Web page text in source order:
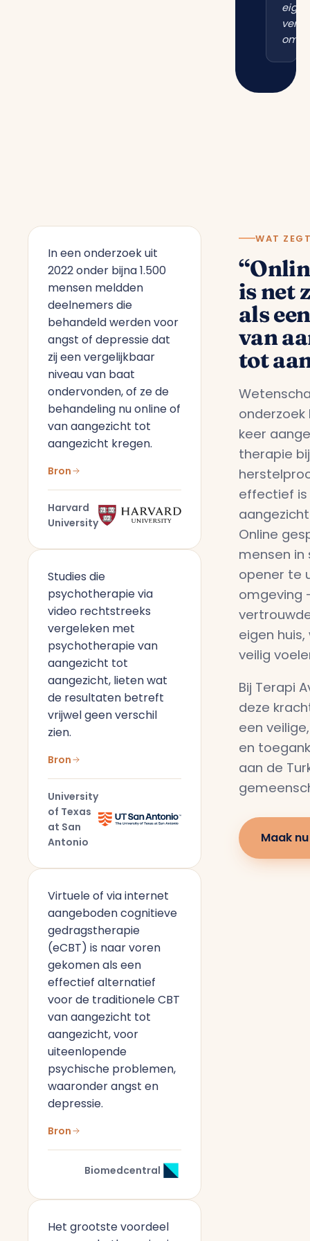
eigen
In een onderzoek uit
2022 onder bijna 1.500
mensen meldden
deelnemers die
behandeld werden voor
angst of depressie dat
zij een vergelijkbaar
niveau van baat
ondervonden, of ze de
behandeling nu online of
van aangezicht tot
aangezicht kregen.
Bron
Harvard
University
Studies die
psychotherapie via
video rechtstreeks
vergeleken met
psychotherapie van
aangezicht tot
aangezicht, lieten wat
de resultaten betreft
vrijwel geen verschil
zien.
Bron
University
of Texas
at San
Antonio
Virtuele of via internet
aangeboden cognitieve
gedragstherapie
(eCBT) is naar voren
gekomen als een
effectief alternatief
voor de traditionele CBT
van aangezicht tot
aangezicht, voor
uiteenlopende
psychische problemen,
waaronder angst en
depressie.
Bron
Biomedcentral
Het grootste voordeel
WAT
is net
als
van
tot
keer
therapie
effectief is
Online
mensen in
opener te
omgeving
eigen
veilig
Bij Terapi
deze
een
en
aan de
Maak